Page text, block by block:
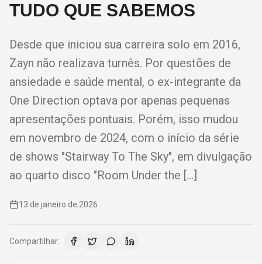
TUDO QUE SABEMOS
Desde que iniciou sua carreira solo em 2016,
Zayn não realizava turnês. Por questões de
ansiedade e saúde mental, o ex-integrante da
One Direction optava por apenas pequenas
apresentações pontuais. Porém, isso mudou
em novembro de 2024, com o início da série
de shows "Stairway To The Sky", em divulgação
ao quarto disco "Room Under the […]
13 de janeiro de 2026
Compartilhar: